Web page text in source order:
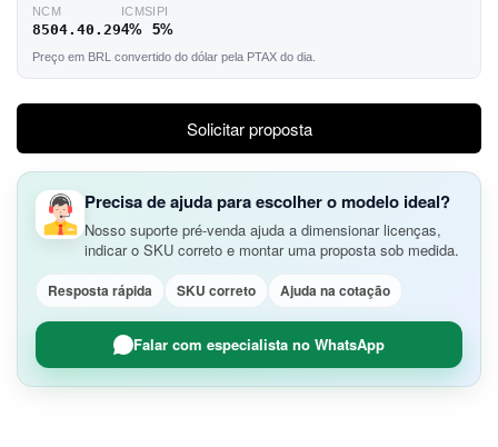
NCM
8504.40.29
ICMS
4%
IPI
5%
Preço em BRL convertido do dólar pela PTAX do dia.
Solicitar proposta
Precisa de ajuda para escolher o modelo ideal?
Nosso suporte pré-venda ajuda a dimensionar licenças,
indicar o SKU correto e montar uma proposta sob medida.
Resposta rápida SKU correto Ajuda na cotação
Falar com especialista no WhatsApp